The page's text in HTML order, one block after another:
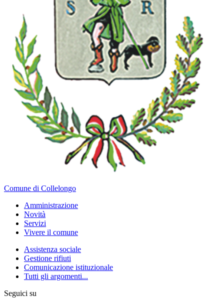
Comune di Collelongo
Amministrazione
Novità
Servizi
Vivere il comune
Assistenza sociale
Gestione rifiuti
Comunicazione istituzionale
Tutti gli argomenti...
Seguici su